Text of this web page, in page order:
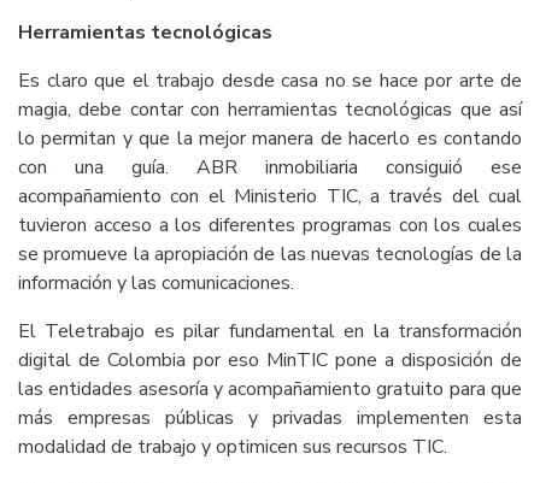
Herramientas tecnológicas
Es claro que el trabajo desde casa no se hace por arte de
magia, debe contar con herramientas tecnológicas que así
lo permitan y que la mejor manera de hacerlo es contando
con una guía. ABR inmobiliaria consiguió ese
acompañamiento con el Ministerio TIC, a través del cual
tuvieron acceso a los diferentes programas con los cuales
se promueve la apropiación de las nuevas tecnologías de la
información y las comunicaciones.
El Teletrabajo es pilar fundamental en la transformación
digital de Colombia por eso MinTIC pone a disposición de
las entidades asesoría y acompañamiento gratuito para que
más empresas públicas y privadas implementen esta
modalidad de trabajo y optimicen sus recursos TIC.